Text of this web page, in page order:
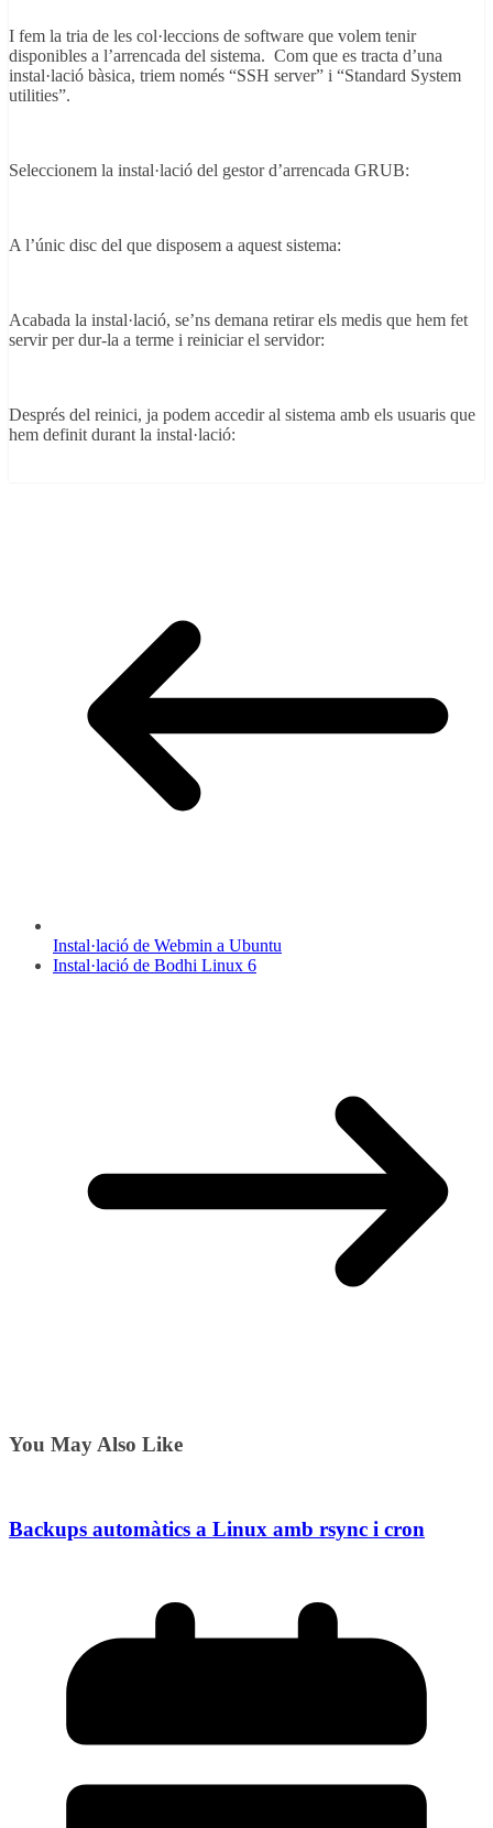
I fem la tria de les col·leccions de software que volem tenir
disponibles a l’arrencada del sistema. Com que es tracta d’una
instal·lació bàsica, triem només “SSH server” i “Standard System
utilities”.
Seleccionem la instal·lació del gestor d’arrencada GRUB:
A l’únic disc del que disposem a aquest sistema:
Acabada la instal·lació, se’ns demana retirar els medis que hem fet
servir per dur-la a terme i reiniciar el servidor:
Després del reinici, ja podem accedir al sistema amb els usuaris que
hem definit durant la instal·lació:
Instal·lació de Webmin a Ubuntu
Instal·lació de Bodhi Linux 6
You May Also Like
Backups automàtics a Linux amb rsync i cron